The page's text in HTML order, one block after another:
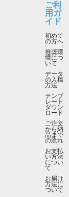
ご利
用ガ
イド
初めて
の方へ
推奨環
境につ
いて
データ
の入稿
方法
テンプ
レート
ダウン
ロード
ご注文
から納
品まで
の流れ
お支払
い方法
につい
て
お届け
方法に
ついて